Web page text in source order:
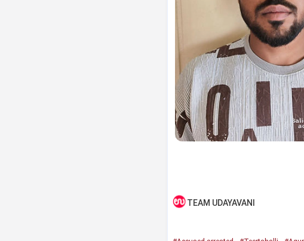
TEAM UDAYAVANI